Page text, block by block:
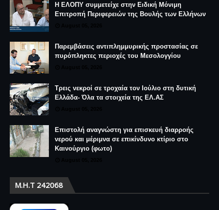
Η ΕΛΟΠΥ συμμετείχε στην Ειδική Μόνιμη
Επιτροπή Περιφερειών της Βουλής των Ελλήνων
Παρεμβάσεις αντιπλημμυρικής προστασίας σε
πυρόπληκτες περιοχές του Μεσολογγίου
Τρεις νεκροί σε τροχαία τον Ιούλιο στη δυτική
Ελλάδα- Όλα τα στοιχεία της ΕΛ.ΑΣ
Επιστολή αναγνώστη για επισκευή διαρροής
νερού και μέριμνα σε επικίνδυνο κτίριο στο
Καινούργιο (φωτο)
Μ.Η.Τ 242068